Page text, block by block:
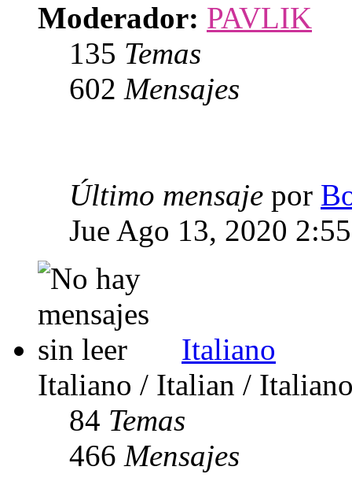
Moderador: PAVLIK
135 Temas
602 Mensajes
Último mensaje por
Jue Ago 13, 2020
Italiano
Italiano / Italian /
84 Temas
466 Mensajes